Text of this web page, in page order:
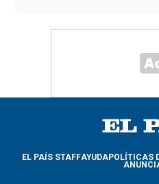
EL PAÍS STAFFAYUDAPOLÍTICAS